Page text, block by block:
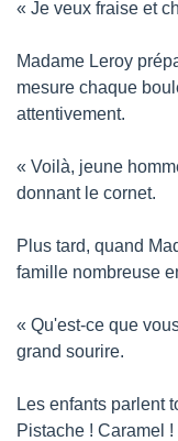
« Je veux fraise et
Madame Leroy
mesure chaque
attentivement.
« Voilà, jeune
donnant le cornet.
Plus tard, quand
famille nombreuse
« Qu'est-ce que
grand sourire.
Les enfants parlent
Pistache ! Caramel